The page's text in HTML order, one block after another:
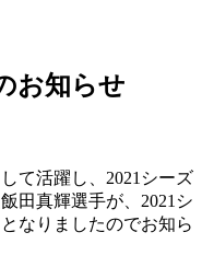
お知らせ
て活躍し、2021シーズ
田真輝選手が、2021シ
なりましたのでお知ら